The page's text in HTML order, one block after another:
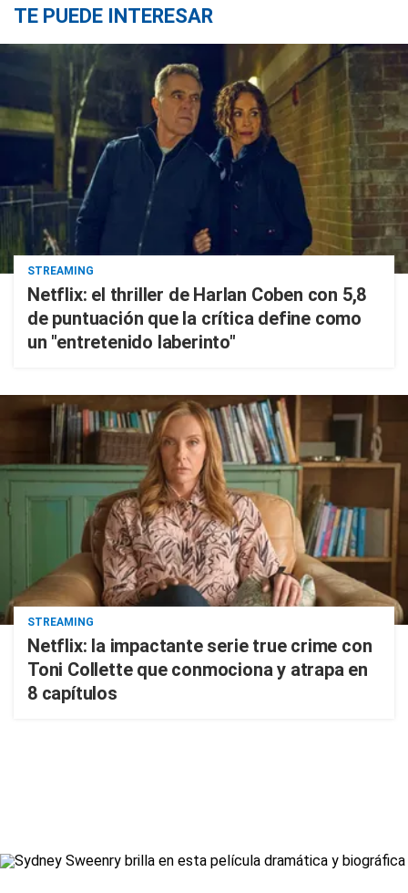
TE PUEDE INTERESAR
STREAMING
Netflix: el thriller de Harlan Coben con 5,8
de puntuación que la crítica define como
un "entretenido laberinto"
STREAMING
Netflix: la impactante serie true crime con
Toni Collette que conmociona y atrapa en
8 capítulos